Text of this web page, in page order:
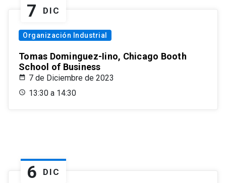
7 DIC
Organización Industrial
Tomas Dominguez-Iino, Chicago Booth
School of Business
7 de Diciembre de 2023
13:30 a 14:30
6 DIC